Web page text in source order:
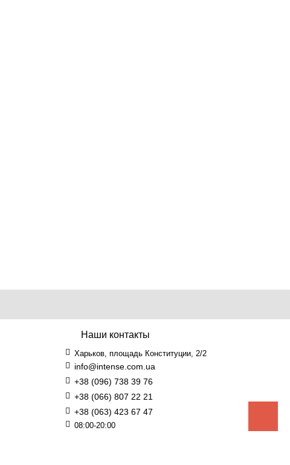
Наши контакты
Харьков, площадь Конституции, 2/2
info@intense.com.ua
+38 (096) 738 39 76
+38 (066) 807 22 21
+38 (063) 423 67 47
08:00-20:00